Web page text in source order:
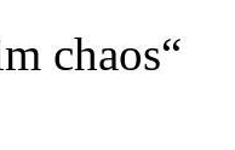
chaos“